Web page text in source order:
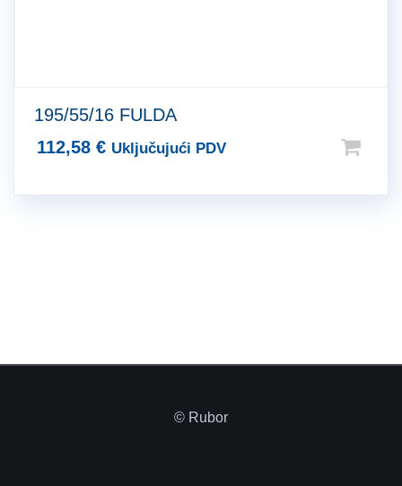
195/55/16 FULDA
112,58 € Uključujući PDV
© Rubor